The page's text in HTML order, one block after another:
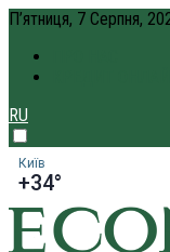
П’ятниця, 7 Серпня,
RU
Київ
+34°